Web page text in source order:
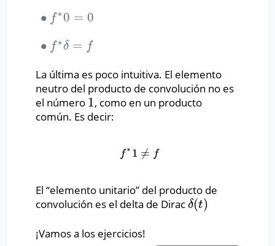
∙
∙ f ∗0 = 0
f∗0=0
∙
∙ f ∗δ = f
f∗δ=f
La última es poco intuitiva. El elemento
neutro del producto de convolución no es
el número 1
1, como en un producto
común. Es decir:
f ∗ 1 ≠ f
f∗1≠f
El “elemento unitario” del producto de
convolución es el delta de Dirac δ(t)
δ(t)
¡Vamos a los ejercicios!